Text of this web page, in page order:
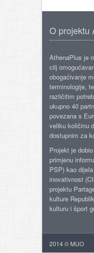
O projektu
AthenaPlus je
cilj
obogaćivanje
terminologije,
različitim
ukupno 40
povezana s
veliku količinu
dostupnim za
Projekt je
primjenu
PSP) kao
inovativnost
projektu
kulture
kulturu i šport
2014 © MUO